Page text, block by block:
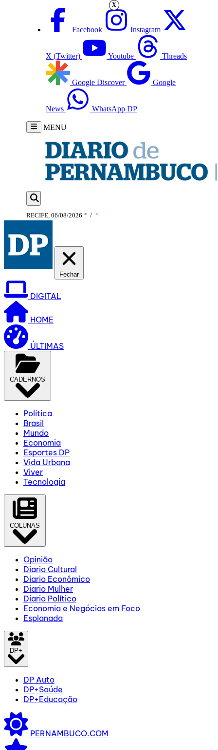
Facebook Instagram
X (Twitter) Youtube Threads
Google Discover Google
News WhatsApp DP
MENU
RECIFE, 06/08/2026 ° / °
Fechar
DIGITAL
HOME
ÚLTIMAS
CADERNOS
Política
Brasil
Mundo
Economia
Esportes DP
Vida Urbana
Viver
Tecnologia
COLUNAS
Opinião
Diario Cultural
Diario Econômico
Diario Mulher
Diario Político
Economia e Negócios em Foco
Esplanada
DP+
DP Auto
DP+Saúde
DP+Educação
PERNAMBUCO.COM
X